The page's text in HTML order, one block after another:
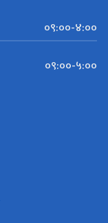
०९:००-४:००
०९:००-५:००